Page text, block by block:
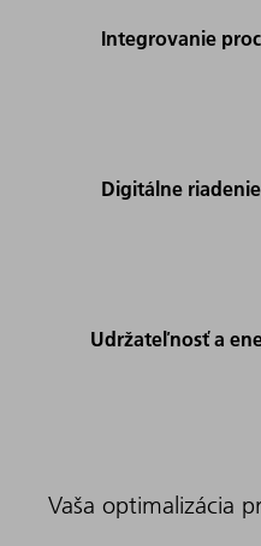
Integrovanie
Digitálne
Udržateľnosť a
Vaša optimalizácia